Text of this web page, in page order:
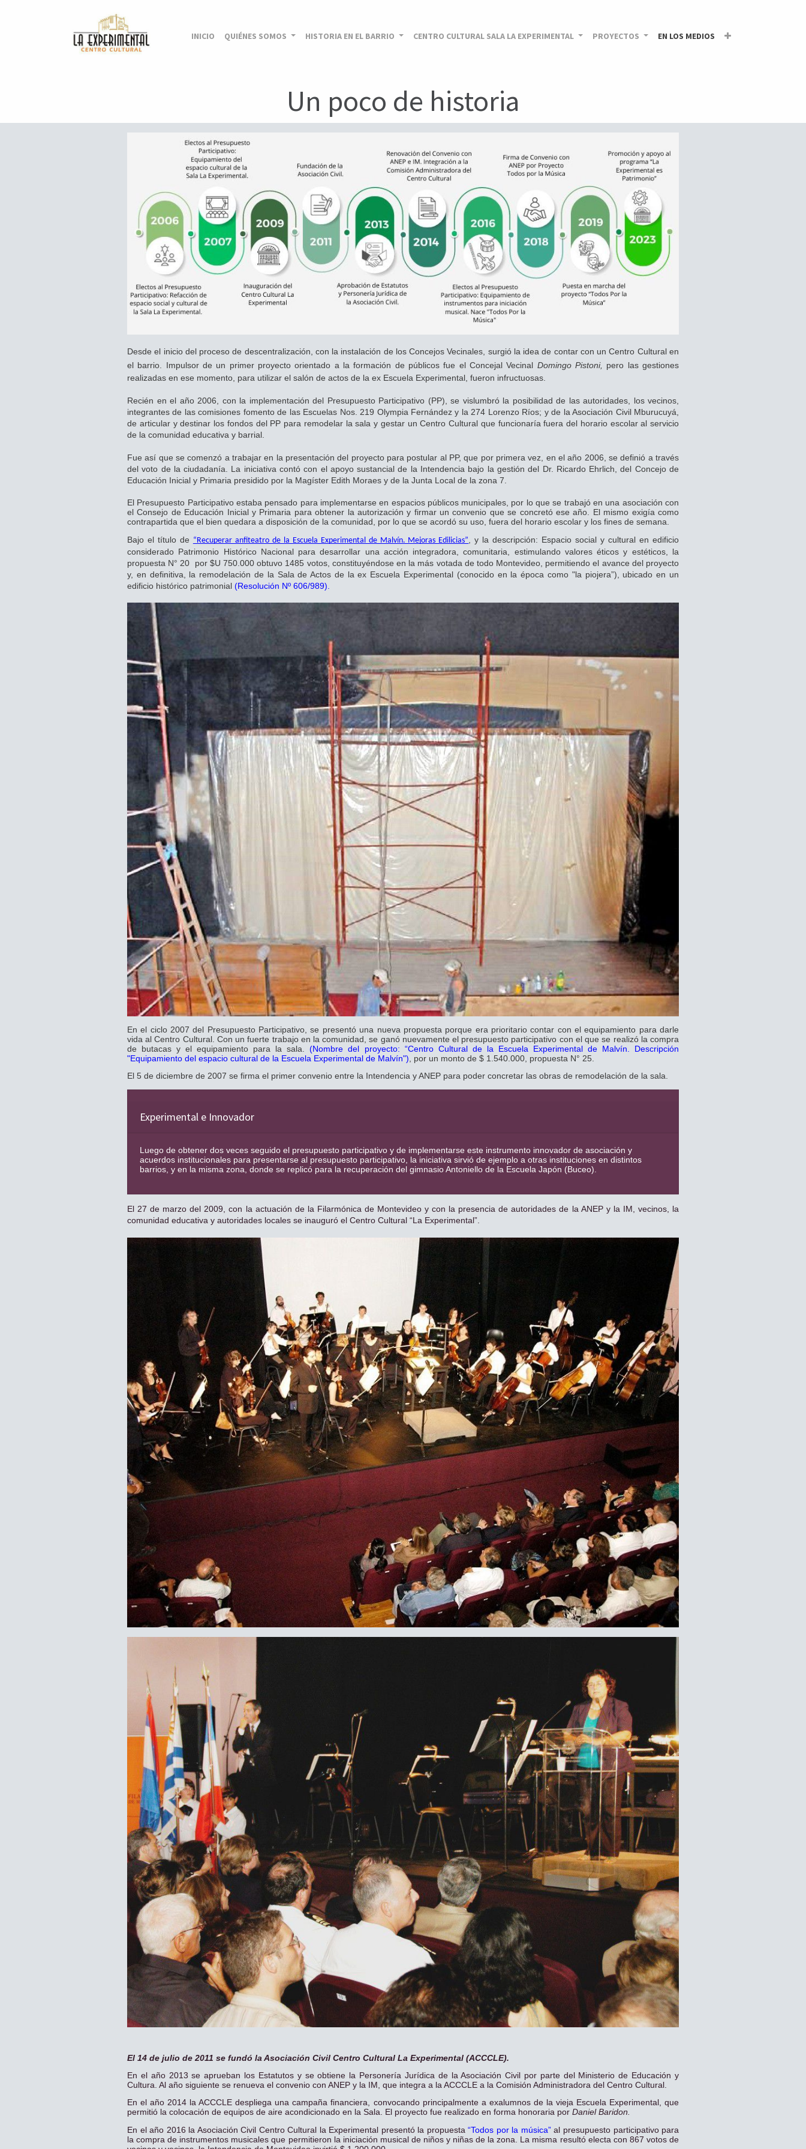
INICIO QUIÉNES SOMOS HISTORIA EN EL BARRIO CENTRO CULTURAL SALA LA EXPERIMENTAL PROYECTOS EN LOS MEDIOS
Un poco de historia
Desde el inicio del proceso de descentralización, con la instalación de los Concejos Vecinales, surgió la idea de contar con un Centro Cultural en
el barrio. Impulsor de un primer proyecto orientado a la formación de públicos fue el Concejal Vecinal Domingo Pistoni,
pero las gestiones
realizadas en ese momento, para utilizar el salón de actos de la ex Escuela Experimental, fueron infructuosas.
Recién en el año 2006, con la implementación del Presupuesto Participativo (PP), se vislumbró la posibilidad de las autoridades, los vecinos,
integrantes de las comisiones fomento de las Escuelas Nos. 219 Olympia Fernández y la 274 Lorenzo Ríos; y de la Asociación Civil Mburucuyá,
de articular y destinar los fondos del PP para remodelar la sala y gestar un Centro Cultural que funcionaría fuera del horario escolar al servicio
de la comunidad educativa y barrial.
Fue así que se comenzó a trabajar en la presentación del proyecto para postular al PP, que por primera vez, en el año 2006, se definió a través
del voto de la ciudadanía. La iniciativa contó con el apoyo sustancial de la Intendencia bajo la gestión del Dr. Ricardo Ehrlich, del Concejo de
Educación Inicial y Primaria presidido por la Magíster Edith Moraes y de la Junta Local de la zona 7.
El Presupuesto Participativo estaba pensado para implementarse en espacios públicos municipales, por lo que se trabajó en una asociación con
el Consejo de Educación Inicial y Primaria para obtener la autorización y firmar un convenio que se concretó ese año. El mismo exigía como
contrapartida que el bien quedara a disposición de la comunidad, por lo que se acordó su uso, fuera del horario escolar y los fines de semana.
Bajo el título de “Recuperar anfiteatro de la Escuela Experimental de Malvín. Mejoras Edilicias”, y la descripción: Espacio social y cultural en edificio
considerado Patrimonio Histórico Nacional para desarrollar una acción integradora, comunitaria, estimulando valores éticos y estéticos, la
propuesta N° 20 por $U 750.000 obtuvo 1485 votos, constituyéndose en la más votada de todo Montevideo, permitiendo el avance del proyecto
y, en definitiva, la remodelación de la Sala de Actos de la ex Escuela Experimental (conocido en la época como "la piojera”), ubicado en un
edificio histórico patrimonial (Resolución Nº 606/989).
En el ciclo 2007 del Presupuesto Participativo, se presentó una nueva propuesta porque era prioritario contar con el equipamiento para darle
vida al Centro Cultural. Con un fuerte trabajo en la comunidad, se ganó nuevamente el presupuesto participativo con el que se realizó la compra
de butacas y el equipamiento para la sala.
(Nombre del proyecto: “Centro Cultural de la Escuela Experimental de Malvín. Descripción
"Equipamiento del espacio cultural de la Escuela Experimental de Malvín") , por un monto de $ 1.540.000, propuesta N° 25.
El 5 de diciembre de 2007 se firma el primer convenio entre la Intendencia y ANEP para poder concretar las obras de remodelación de la sala.
Experimental e Innovador
Luego de obtener dos veces seguido el presupuesto participativo y de implementarse este instrumento innovador de asociación y
acuerdos institucionales para presentarse al presupuesto participativo, la iniciativa sirvió de ejemplo a otras instituciones en distintos
barrios, y en la misma zona, donde se replicó para la recuperación del gimnasio Antoniello de la Escuela Japón (Buceo).
El 27 de marzo del 2009, con la actuación de la Filarmónica de Montevideo y con la presencia de autoridades de la ANEP y la IM, vecinos, la
comunidad educativa y autoridades locales se inauguró el Centro Cultural “La Experimental”.
El 14 de julio de 2011 se fundó la Asociación Civil Centro Cultural La Experimental (ACCCLE).
En el año 2013 se aprueban los Estatutos y se obtiene la Personería Jurídica de la Asociación Civil por parte del Ministerio de Educación y
Cultura. Al año siguiente se renueva el convenio con ANEP y la IM, que integra a la ACCCLE a la Comisión Administradora del Centro Cultural.
En el año 2014 la ACCCLE despliega una campaña financiera, convocando principalmente a exalumnos de la vieja Escuela Experimental, que
permitió la colocación de equipos de aire acondicionado en la Sala. El proyecto fue realizado en forma honoraria por Daniel Baridon.
En el año 2016 la Asociación Civil Centro Cultural la Experimental presentó la propuesta“Todos por la música”al presupuesto participativo para
la compra de instrumentos musicales que permitieron la iniciación musical de niños y niñas de la zona. La misma resultó electa con 867 votos de